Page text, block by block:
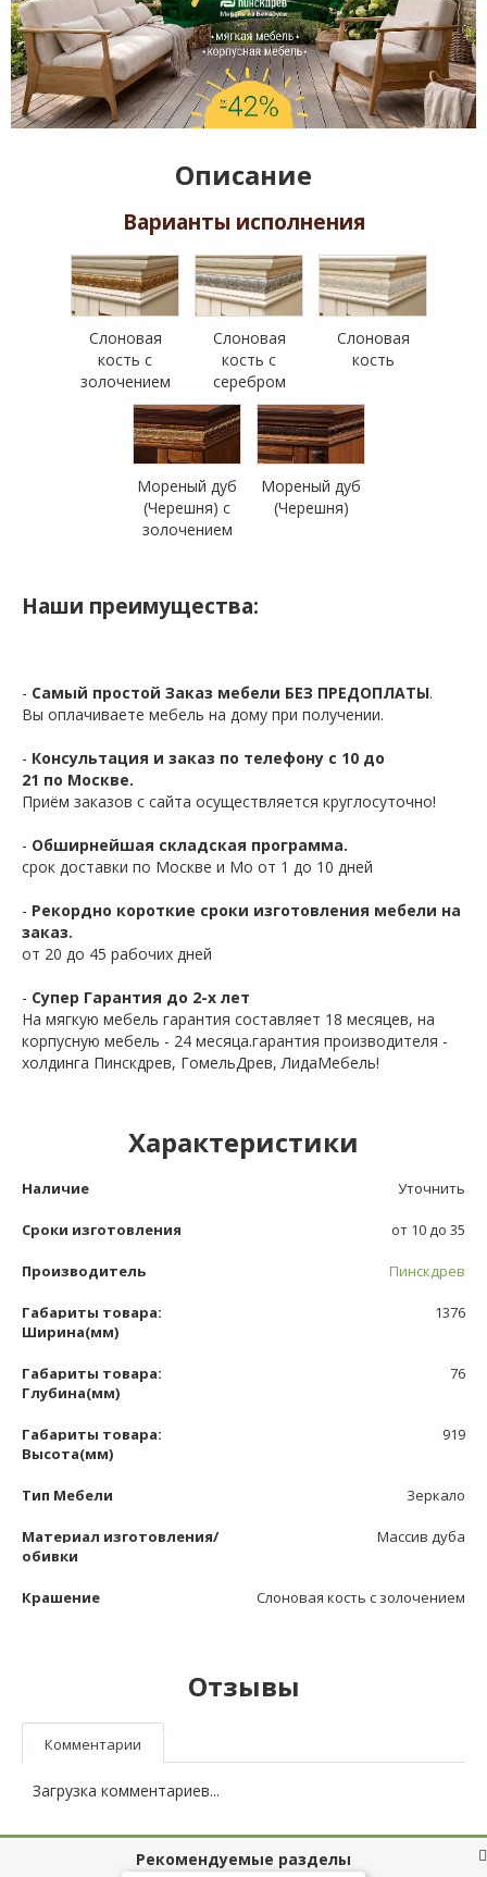
Описание
Варианты исполнения
Слоновая
кость с
золочением
Слоновая
кость с
серебром
Слоновая
кость
Мореный дуб
(Черешня) с
золочением
Мореный дуб
(Черешня)
Наши преимущества:
- Самый простой Заказ мебели БЕЗ ПРЕДОПЛАТЫ.
Вы оплачиваете мебель на дому при получении.
- Консультация и заказ по телефону с 10 до
21 по Москве.
Приём заказов с сайта осуществляется круглосуточно!
- Обширнейшая складская программа.
срок доставки по Москве и Мо от 1 до 10 дней
- Рекордно короткие сроки изготовления мебели на
заказ.
от 20 до 45 рабочих дней
- Супер Гарантия до 2-х лет
На мягкую мебель гарантия составляет 18 месяцев, на
корпусную мебель - 24 месяца.гарантия производителя -
холдинга Пинскдрев, ГомельДрев, ЛидаМебель!
Характеристики
Наличие Уточнить
Сроки изготовления от 10 до 35
Производитель Пинскдрев
Габариты товара:
Ширина(мм)
1376
Габариты товара:
Глубина(мм)
76
Габариты товара:
Высота(мм)
919
Тип Мебели Зеркало
Материал изготовления/
обивки
Массив дуба
Крашение Слоновая кость с золочением
Отзывы
Комментарии
Загрузка комментариев...
Рекомендуемые разделы